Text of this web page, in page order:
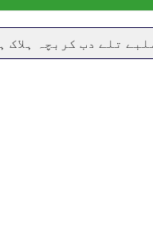
دب کربچہ ہلاک